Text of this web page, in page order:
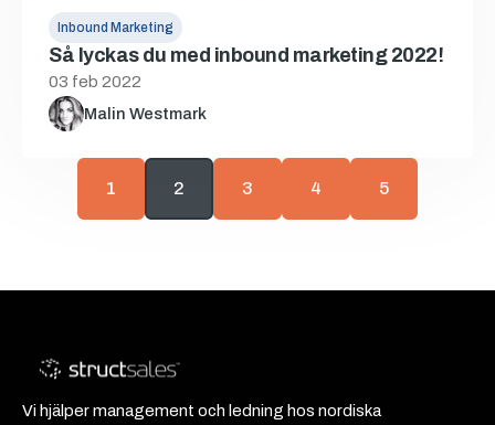
Inbound Marketing
Så lyckas du med inbound marketing 2022!
03 feb 2022
Malin Westmark
1 2 3 4 5
Vi hjälper management och ledning hos nordiska